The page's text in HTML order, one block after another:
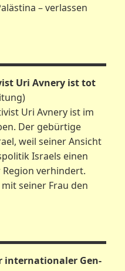
– verlassen
Uri Avnery ist tot
Uri Avnery ist im
Der gebürtige
weil seiner Ansicht
Israels einen
verhindert.
seiner Frau den
internationaler Gen-